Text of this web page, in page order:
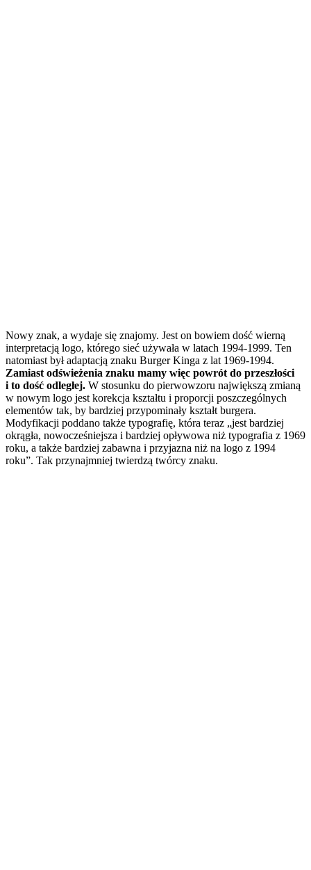
Nowy znak, a wydaje się znajomy. Jest on bowiem dość wierną
interpretacją logo, którego sieć używała w latach 1994-1999. Ten
natomiast był adaptacją znaku Burger Kinga z lat 1969-1994.
Zamiast odświeżenia znaku mamy więc powrót do przeszłości
i to dość odległej. W stosunku do pierwowzoru największą zmianą
w nowym logo jest korekcja kształtu i proporcji poszczególnych
elementów tak, by bardziej przypominały kształt burgera.
Modyfikacji poddano także typografię, która teraz „jest bardziej
okrągła, nowocześniejsza i bardziej opływowa niż typografia z 1969
roku, a także bardziej zabawna i przyjazna niż na logo z 1994
roku”. Tak przynajmniej twierdzą twórcy znaku.